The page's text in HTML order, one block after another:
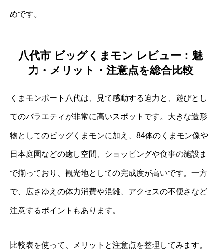
めです。
八代市 ビッグくまモン レビュー：魅
力・メリット・注意点を総合比較
くまモンポート八代は、見て感動する迫力と、遊びとし
てのバラエティが非常に高いスポットです。大きな造形
物としてのビッグくまモンに加え、84体のくまモン像や
日本庭園などの癒し空間、ショッピングや食事の施設ま
で揃っており、観光地としての完成度が高いです。一方
で、広さゆえの体力消費や混雑、アクセスの不便さなど
注意するポイントもあります。
比較表を使って、メリットと注意点を整理してみます。